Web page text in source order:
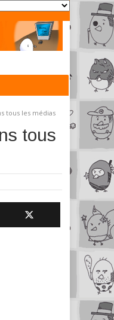
tous les médias
tous